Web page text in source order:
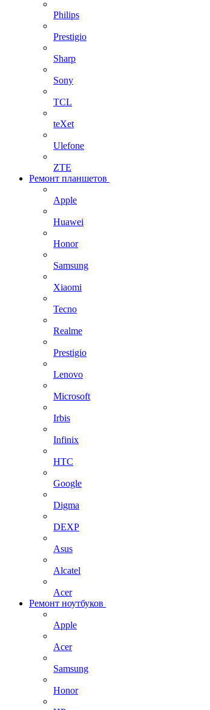
Philips
Prestigio
Sharp
Sony
TCL
teXet
Ulefone
ZTE
Ремонт планшетов
Apple
Huawei
Honor
Samsung
Xiaomi
Tecno
Realme
Prestigio
Lenovo
Microsoft
Irbis
Infinix
HTC
Google
Digma
DEXP
Asus
Alcatel
Acer
Ремонт ноутбуков
Apple
Acer
Samsung
Honor